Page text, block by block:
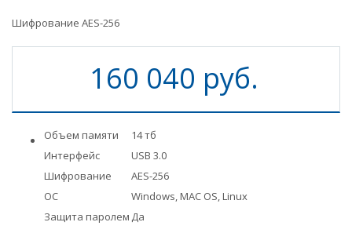
Шифрование AES-256
160 040 руб.
Объем памяти
14 тб
Интерфейс
USB 3.0
Шифрование
AES-256
ОС
Windows, MAC OS, Linux
Защита паролем Да